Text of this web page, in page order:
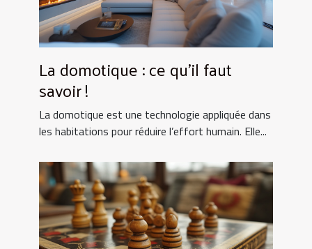
La domotique : ce qu’il faut
savoir !
La domotique est une technologie appliquée dans
les habitations pour réduire l’effort humain. Elle...